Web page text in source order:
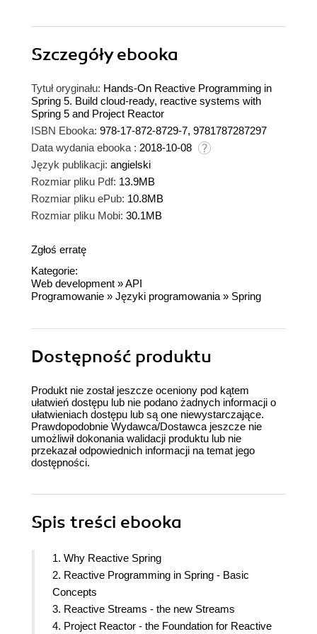
Szczegółyebooka
Tytuł oryginału: Hands-On Reactive Programming in
Spring 5. Build cloud-ready, reactive systems with
Spring 5 and Project Reactor
ISBN Ebooka: 978-17-872-8729-7, 9781787287297
Data wydania ebooka : 2018-10-08
Język publikacji: angielski
Rozmiar pliku Pdf: 13.9MB
Rozmiar pliku ePub: 10.8MB
Rozmiar pliku Mobi: 30.1MB
Zgłoś erratę
Kategorie:
Web development »API
Programowanie » Języki programowania » Spring
Dostępność produktu
Produkt nie został jeszcze oceniony pod kątem
ułatwień dostępu lub nie podano żadnych informacji o
ułatwieniach dostępu lub są one niewystarczające.
Prawdopodobnie Wydawca/Dostawca jeszcze nie
umożliwił dokonania walidacji produktu lub nie
przekazał odpowiednich informacji na temat jego
dostępności.
Spis treści ebooka
1. Why Reactive Spring
2. Reactive Programming in Spring - Basic
Concepts
3. Reactive Streams - the new Streams
4. Project Reactor - the Foundation for Reactive